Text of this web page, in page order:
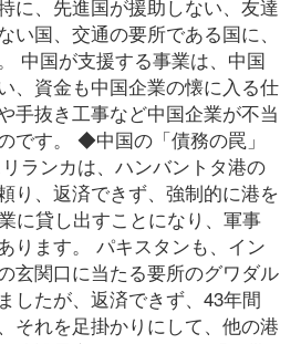
に、先進国が援助しない、友達
い国、交通の要所である国に、
中国が支援する事業は、中国
、資金も中国企業の懐に入る仕
手抜き工事など中国企業が不当
です。 ◆中国の「債務の罠」
ランカは、ハンバントタ港の
り、返済できず、強制的に港を
に貸し出すことになり、軍事
ります。 パキスタンも、イン
玄関口に当たる要所のグワダル
したが、返済できず、43年間
それを足掛かりにして、他の港